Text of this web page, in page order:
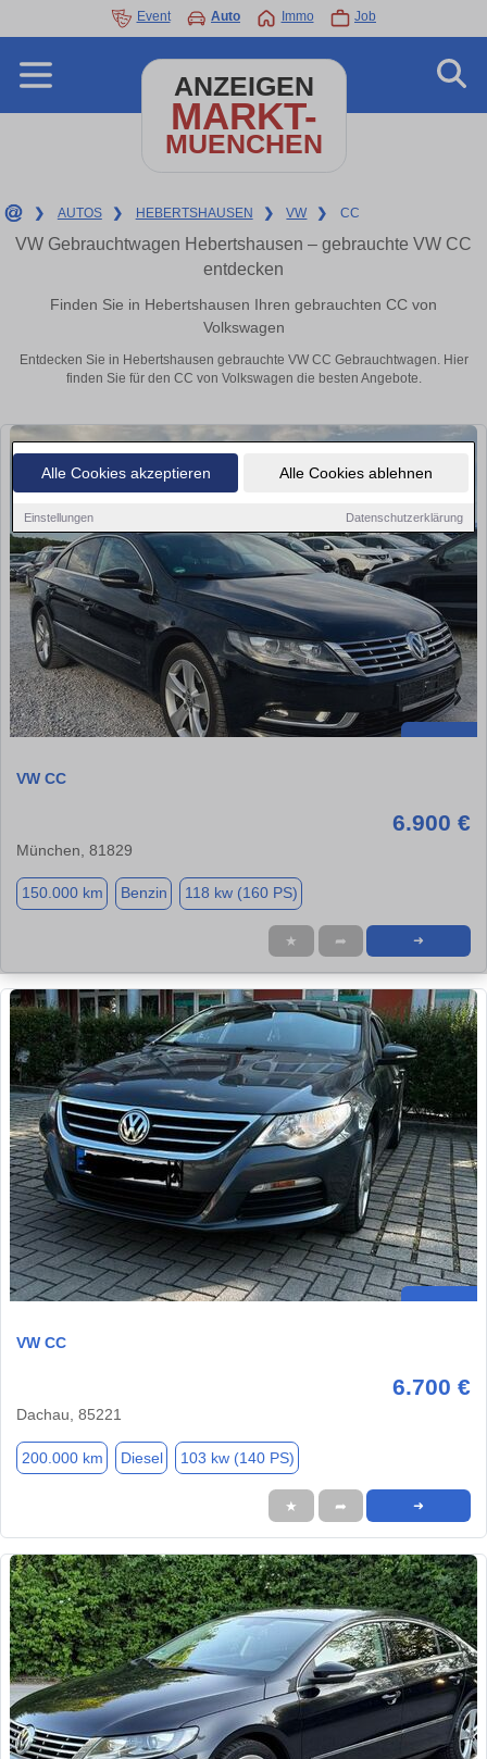
Alle Cookies akzeptieren Alle Cookies ablehnen
Einstellungen Datenschutzerklärung
Event Auto Immo Job
ANZEIGEN
MARKT-
MUENCHEN
❯ AUTOS ❯ HEBERTSHAUSEN ❯ VW ❯ CC
VW Gebrauchtwagen Hebertshausen – gebrauchte VW CC
entdecken
Finden Sie in Hebertshausen Ihren gebrauchten CC von
Volkswagen
Entdecken Sie in Hebertshausen gebrauchte VW CC Gebrauchtwagen. Hier
finden Sie für den CC von Volkswagen die besten Angebote.
VW CC
6.900 €
München, 81829
150.000 km Benzin 118 kw (160 PS)
★ ➦ ➜
VW CC
6.700 €
Dachau, 85221
200.000 km Diesel 103 kw (140 PS)
★ ➦ ➜